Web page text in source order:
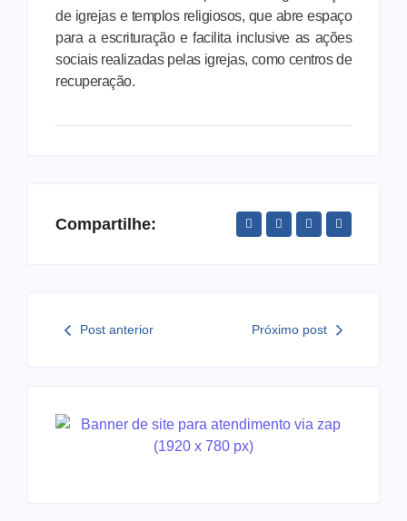
de igrejas e templos religiosos, que abre espaço
para a escrituração e facilita inclusive as ações
sociais realizadas pelas igrejas, como centros de
recuperação.
Compartilhe:
Post anterior Próximo post